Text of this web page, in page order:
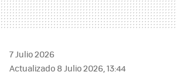
7 Julio 2026
Actualizado 8 Julio 2026, 13:44